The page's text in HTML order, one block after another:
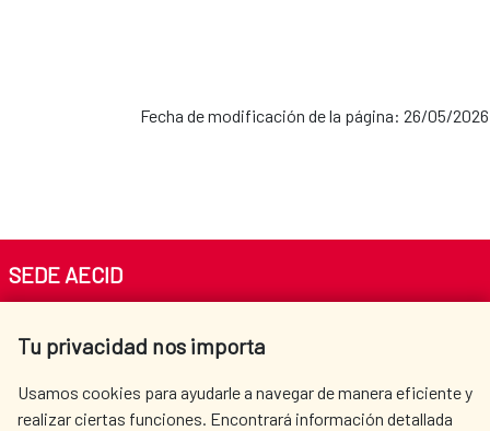
Fecha de modificación de la página: 26/05/2026
Tu privacidad nos importa
Usamos cookies para ayudarle a navegar de manera eficiente y
realizar ciertas funciones. Encontrará información detallada
SEDE AECID
Tel. +34 900 20 30 54​​​​​​​